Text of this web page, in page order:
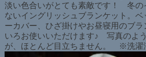
淡い色合いがとても素敵です！ 冬の
ないイングリッシュブランケット。
ーカバー、ひざ掛けやお昼寝用のブ
いろお使いいただけます♪ 写真のよ
が、ほとんど目立ちません。 ※洗